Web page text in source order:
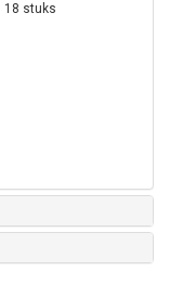
18 stuks